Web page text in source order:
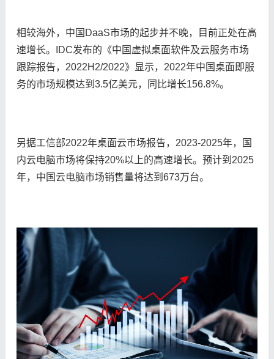
相较海外，中国DaaS市场的起步并不晚，目前正处在高
速增长。IDC发布的《中国虚拟桌面软件及云服务市场
跟踪报告，2022H2/2022》显示，2022年中国桌面即服
务的市场规模达到3.5亿美元，同比增长156.8%。
另据工信部2022年桌面云市场报告，2023-2025年，国
内云电脑市场将保持20%以上的高速增长。预计到2025
年，中国云电脑市场销售量将达到673万台。